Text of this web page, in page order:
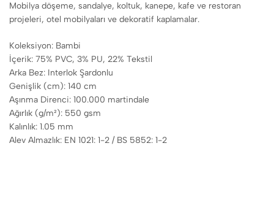
Mobilya döşeme, sandalye, koltuk, kanepe, kafe ve restoran
projeleri, otel mobilyaları ve dekoratif kaplamalar.
Koleksiyon: Bambi
İçerik: 75% PVC, 3% PU, 22% Tekstil
Arka Bez: Interlok Şardonlu
Genişlik (cm): 140 cm
Aşınma Direnci: 100.000 martindale
Ağırlık (g/m²): 550 gsm
Kalınlık: 1.05 mm
Alev Almazlık: EN 1021: 1-2 / BS 5852: 1-2